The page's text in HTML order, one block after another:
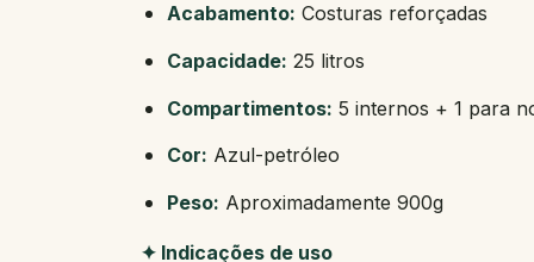
Acabamento: Costuras reforçadas
Capacidade: 25 litros
Compartimentos: 5 internos + 1 para
Cor: Azul-petróleo
Peso: Aproximadamente 900g
✦ Indicações de uso